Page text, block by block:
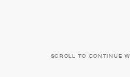
SCROLL TO CONTINUE